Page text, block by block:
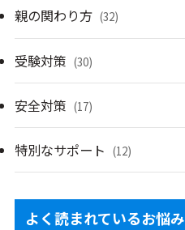
親の関わり方 (32)
受験対策 (30)
安全対策 (17)
特別なサポート (12)
よく読まれているお悩み